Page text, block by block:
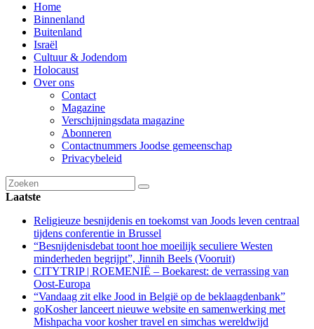
Home
Binnenland
Buitenland
Israël
Cultuur & Jodendom
Holocaust
Over ons
Contact
Magazine
Verschijningsdata magazine
Abonneren
Contactnummers Joodse gemeenschap
Privacybeleid
Laatste
Religieuze besnijdenis en toekomst van Joods leven centraal
tijdens conferentie in Brussel
“Besnijdenisdebat toont hoe moeilijk seculiere Westen
minderheden begrijpt”, Jinnih Beels (Vooruit)
CITYTRIP | ROEMENIË – Boekarest: de verrassing van
Oost-Europa
“Vandaag zit elke Jood in België op de beklaagdenbank”
goKosher lanceert nieuwe website en samenwerking met
Mishpacha voor kosher travel en simchas wereldwijd